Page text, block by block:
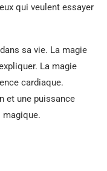
qui veulent essayer
sa vie. La magie
La magie
cardiaque.
et une puissance
magique.